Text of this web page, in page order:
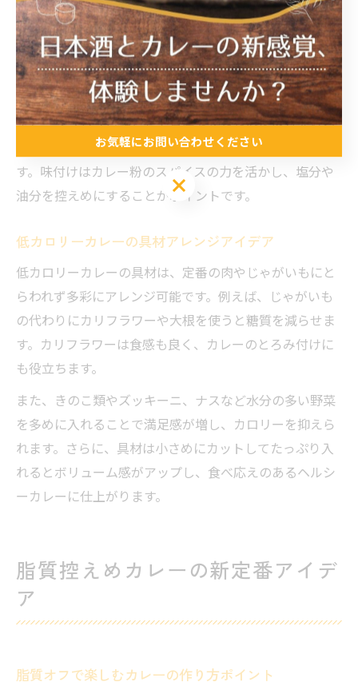
ルシーなカレーが作れます。例えば、カレー粉と相性の
良い野菜としては、糖質が控えめなキャベツやほうれん
草、ブロッコリーなどが挙げられます。これらをたっぷ
り使うことで、食物繊維が増えて満腹感も得られます。
また、タンパク質源として豆腐や鶏ささみを取り入れる
ことで、低脂質かつ栄養バランスの良い一皿が完成しま
す。味付けはカレー粉のスパイスの力を活かし、塩分や
油分を控えめにすることがポイントです。
低カロリーカレーの具材アレンジアイデア
低カロリーカレーの具材は、定番の肉やじゃがいもにと
らわれず多彩にアレンジ可能です。例えば、じゃがいも
の代わりにカリフラワーや大根を使うと糖質を減らせま
す。カリフラワーは食感も良く、カレーのとろみ付けに
も役立ちます。
また、きのこ類やズッキーニ、ナスなど水分の多い野菜
を多めに入れることで満足感が増し、カロリーを抑えら
れます。さらに、具材は小さめにカットしてたっぷり入
れるとボリューム感がアップし、食べ応えのあるヘルシ
ーカレーに仕上がります。
脂質控えめカレーの新定番アイデ
ア
脂質オフで楽しむカレーの作り方ポイント
お気軽にお問い合わせください
お気軽にお問い合わせください